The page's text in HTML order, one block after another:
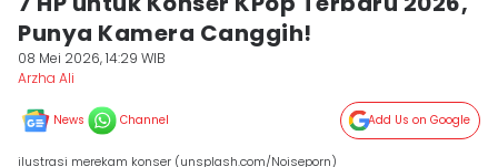
Punya Kamera Canggih!
08 Mei 2026, 14:29 WIB
Arzha Ali
News Channel Add Us on Google
ilustrasi merekam konser (unsplash.com/Noiseporn)